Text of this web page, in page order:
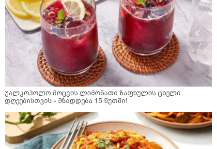
უალკოჰოლო მოცვის ლიმონათი ზაფხულის ცხელი
დღეებისთვის - მზადდება 15 წუთში!